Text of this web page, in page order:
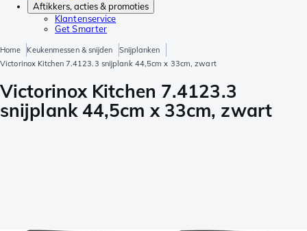
Aftikkers, acties & promoties
Klantenservice
Get Smarter
Home Keukenmessen & snijden
Snijplanken
Victorinox Kitchen 7.4123.3 snijplank 44,5cm x 33cm, zwart
Victorinox Kitchen 7.4123.3
snijplank 44,5cm x 33cm, zwart